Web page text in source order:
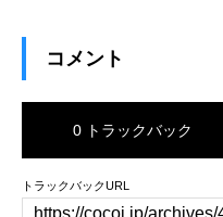
コメント
0 トラックバック
トラックバックURL